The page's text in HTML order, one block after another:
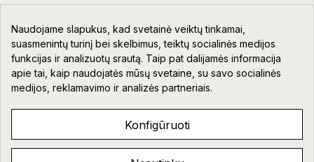
paspauduskontaktai.
Taikos pr. 111-109, Klaipėda
+370 678 02418
info@aupre.lt
Facebook
Naudojame slapukus, kad svetainė veiktų tinkamai,
suasmenintų turinį bei skelbimus, teiktų socialinės medijos
funkcijas ir analizuotų srautą. Taip pat dalijamės informacija
apie tai, kaip naudojatės mūsų svetaine, su savo socialinės
medijos, reklamavimo ir analizės partneriais.
Konfigūruoti